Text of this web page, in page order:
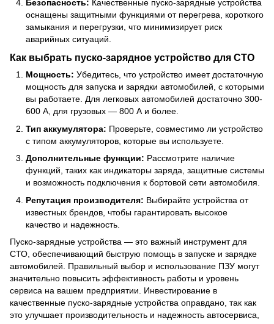
Безопасность: Качественные пуско-зарядные устройства
оснащены защитными функциями от перегрева, короткого
замыкания и перегрузки, что минимизирует риск
аварийных ситуаций.
Как выбрать пуско-зарядное устройство для СТО
Мощность: Убедитесь, что устройство имеет достаточную
мощность для запуска и зарядки автомобилей, с которыми
вы работаете. Для легковых автомобилей достаточно 300-
600 А, для грузовых — 800 А и более.
Тип аккумулятора: Проверьте, совместимо ли устройство
с типом аккумуляторов, которые вы используете.
Дополнительные функции: Рассмотрите наличие
функций, таких как индикаторы заряда, защитные системы
и возможность подключения к бортовой сети автомобиля.
Репутация производителя: Выбирайте устройства от
известных брендов, чтобы гарантировать высокое
качество и надежность.
Пуско-зарядные устройства — это важный инструмент для
СТО, обеспечивающий быструю помощь в запуске и зарядке
автомобилей. Правильный выбор и использование ПЗУ могут
значительно повысить эффективность работы и уровень
сервиса на вашем предприятии. Инвестирование в
качественные пуско-зарядные устройства оправдано, так как
это улучшает производительность и надежность автосервиса,